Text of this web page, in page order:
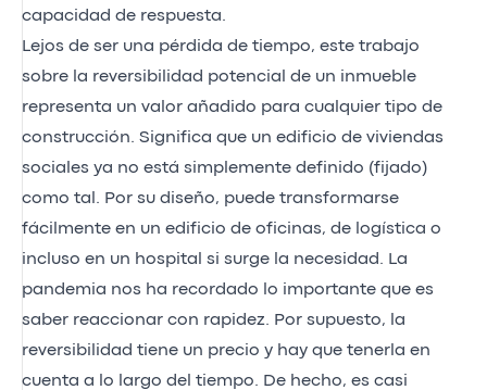
capacidad de respuesta.
Lejos de ser una pérdida de tiempo, este trabajo
sobre la reversibilidad potencial de un inmueble
representa un valor añadido para cualquier tipo de
construcción. Significa que un edificio de viviendas
sociales ya no está simplemente definido (fijado)
como tal. Por su diseño, puede transformarse
fácilmente en un edificio de oficinas, de logística o
incluso en un hospital si surge la necesidad. La
pandemia nos ha recordado lo importante que es
saber reaccionar con rapidez. Por supuesto, la
reversibilidad tiene un precio y hay que tenerla en
cuenta a lo largo del tiempo. De hecho, es casi